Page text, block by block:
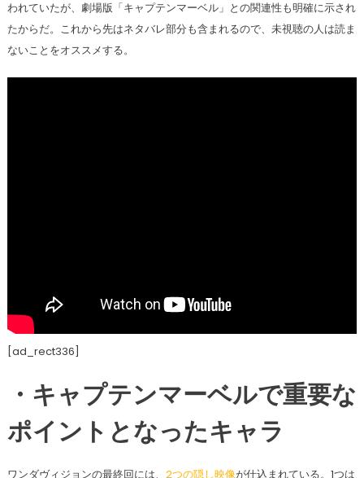
われていたが、劇場版「キャプテンマーベル」との関連性も明確に示され
たからだ。これから先はネタバレ部分も含まれるので、未視聴の人は読ま
ないことをオススメする。
[ad_rect336]
・キャプテンマーベルで重要な
ポイントとなったキャラ
ワンダヴィジョンの最終回には、 2つの隠し映像が仕込まれている。1つは